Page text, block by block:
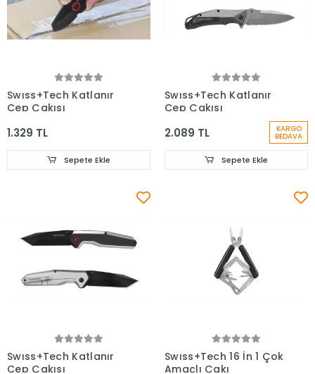
Swıss+Tech Katlanır
Cep Çakısı
1.329 TL
Sepete Ekle
Swıss+Tech Katlanır
Cep Çakısı
2.089 TL KARGO
BEDAVA
Sepete Ekle
Swıss+Tech Katlanır
Cep Çakısı
Swıss+Tech 16 İn 1 Çok
Amaçlı Çakı